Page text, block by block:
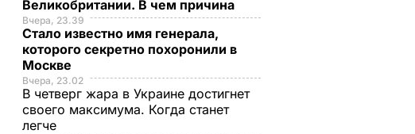
Великобритании. В чем причина
Вчера, 23.39
Стало известно имя генерала,
которого секретно похоронили в
Москве
Вчера, 23.02
В четверг жара в Украине достигнет
своего максимума. Когда станет
легче